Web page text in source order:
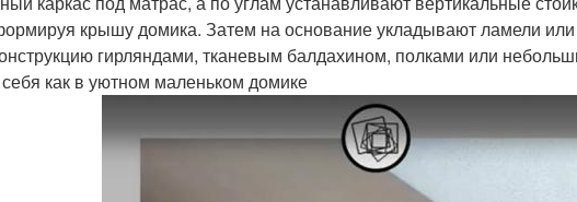
крышу домика. Затем на основание укладывают ламели
гирляндами, тканевым балдахином, полками или
как в уютном маленьком домике